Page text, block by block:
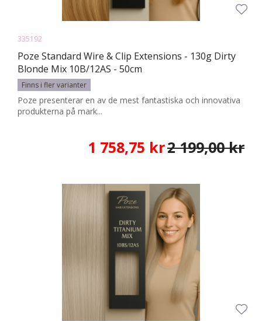
335192
Poze Standard Wire & Clip Extensions - 130g Dirty
Blonde Mix 10B/12AS - 50cm
Finns i fler varianter
Poze presenterar en av de mest fantastiska och innovativa
produkterna på mark...
1 758,75 kr2 199,00 kr